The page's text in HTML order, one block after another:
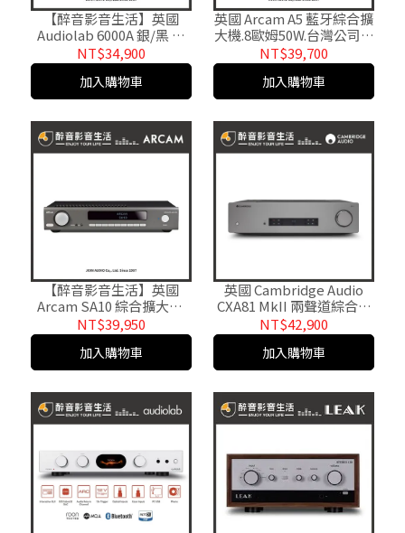
【醉音影音生活】英國
Audiolab 6000A 銀/黑 物
超所值 前級+DAC+耳擴
+後級+藍牙.綜合擴大機.公
司貨
NT$34,900
加入購物車
英國 Arcam A5 藍牙綜合擴
大機.8歐姆50W.台灣公司貨
醉音影音生活
NT$39,700
加入購物車
【醉音影音生活】英國
Arcam SA10 綜合擴大機.
光纖/同軸/內建唱放.台灣
公司貨
NT$39,950
加入購物車
英國 Cambridge Audio
CXA81 MkII 兩聲道綜合擴
大機.台灣公司貨
NT$42,900
加入購物車